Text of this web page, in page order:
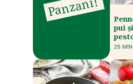
Panzani!
pui
25 MIN